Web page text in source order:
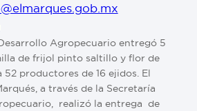
Agropecuario entregó 5
de frijol pinto saltillo y flor de
52 productores de 16 ejidos. El
a través de la Secretaría
realizó la entrega de